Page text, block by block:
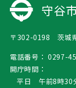
守谷
〒302-0198 茨城
電話番号： 0297-
開庁時間：
平日 午前8時30